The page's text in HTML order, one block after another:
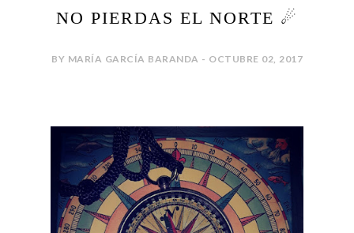
NO PIERDAS EL NORTE ☄
BY MARÍA GARCÍA BARANDA - OCTUBRE 02, 2017